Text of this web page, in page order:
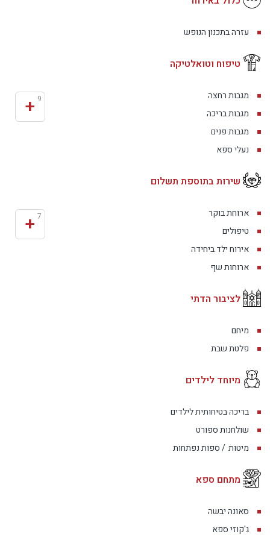
עזרה בתכנון הנופש
טיפוח וטואלטיקה
מגבות רחצה
מגבות בריכה
מגבות פנים
נעלי ספא
+ 9
שירות בתוספת תשלום
ארוחת בוקר
טיפולים
אירוח ילד ביחידה
ארוחות שף
+ 7
לציבור הדתי
מיחם
פלטת שבת
מיוחד לילדים
בריכה בטיחותית לילדים
שולחנות ספורט
מיטות / ספות נפתחות
מתחם ספא
סאונה יבשה
ג'קוזי ספא